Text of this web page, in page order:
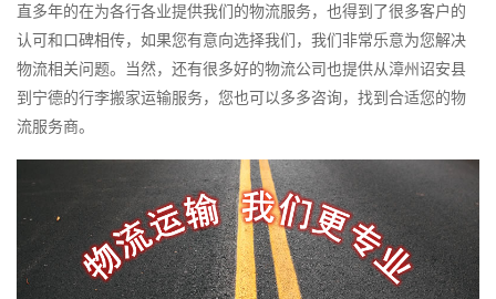
直多年的在为各行各业提供我们的物流服务，也得到了很多客户的
认可和口碑相传，如果您有意向选择我们，我们非常乐意为您解决
物流相关问题。当然，还有很多好的物流公司也提供从漳州诏安县
到宁德的行李搬家运输服务，您也可以多多咨询，找到合适您的物
流服务商。